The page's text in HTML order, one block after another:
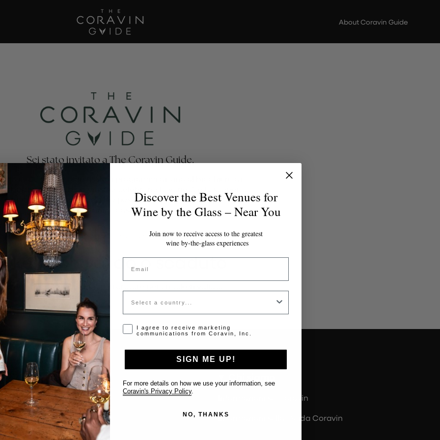
About Coravin Guide
Sei stato invitato a The Coravin Guide.
Guide mette in risalto i programmi di vino al bicchiere di
bar, hotel e club privati che celebrano la varietà e la scoperta
affinché gli amanti del vino possano trovare il calice perfetto
per ogni occasione.
LE MODIFICHE VENGONO SALVATE AUTOMATICAMENTE MENTRE COMPILI IL MODULO.
non valido o scaduto
prega di contattare l'amministratore per un token valido.
Supporto
Contattaci
Inserisci il tuo locale
FAQ’s
Informazioni su Coravin
Informazioni sulla Guida Coravin
Discover the Best Venues for
Wine by the Glass – Near You
Join now to receive access to the greatest
wine by-the-glass experiences
Email
Country
Opt-in disclaimer
I agree to receive marketing
communications from Coravin, Inc.
SIGN ME UP!
For more details on how we use your information, see
Coravin's Privacy Policy
NO, THANKS